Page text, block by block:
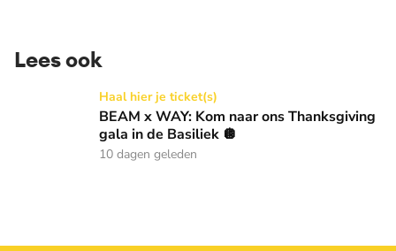
Lees ook
BEAM x WAY: Kom naar ons Thanksgiving gala in de
Haal hier je ticket(s)
BEAM x WAY: Kom naar ons Thanksgiving
gala in de Basiliek 🪩
10 dagen geleden